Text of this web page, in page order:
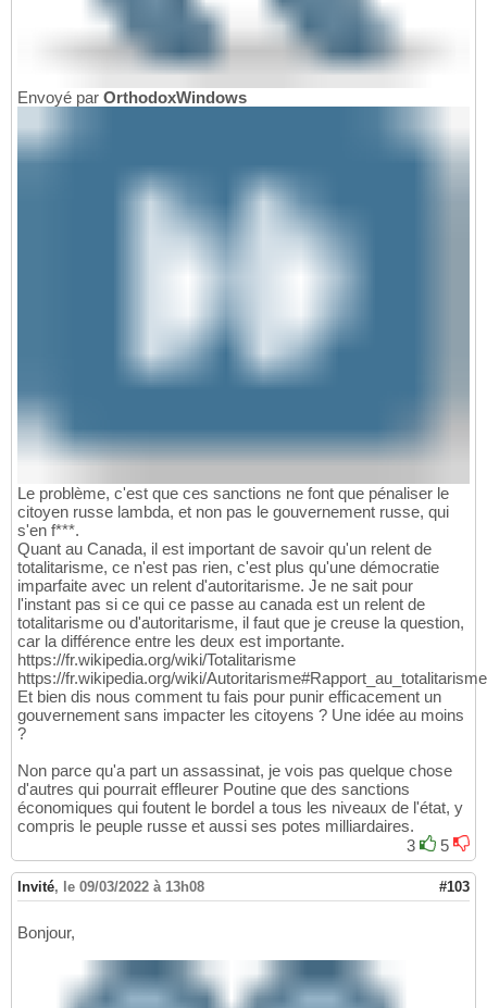
Envoyé par OrthodoxWindows
Le problème, c'est que ces sanctions ne font que pénaliser le
citoyen russe lambda, et non pas le gouvernement russe, qui
s'en f***.
Quant au Canada, il est important de savoir qu'un relent de
totalitarisme, ce n'est pas rien, c'est plus qu'une démocratie
imparfaite avec un relent d'autoritarisme. Je ne sait pour
l'instant pas si ce qui ce passe au canada est un relent de
totalitarisme ou d'autoritarisme, il faut que je creuse la question,
car la différence entre les deux est importante.
https://fr.wikipedia.org/wiki/Totalitarisme
https://fr.wikipedia.org/wiki/Autoritarisme#Rapport_au_totalitarisme
Et bien dis nous comment tu fais pour punir efficacement un
gouvernement sans impacter les citoyens ? Une idée au moins
?
Non parce qu'a part un assassinat, je vois pas quelque chose
d'autres qui pourrait effleurer Poutine que des sanctions
économiques qui foutent le bordel a tous les niveaux de l'état, y
compris le peuple russe et aussi ses potes milliardaires.
3
5
Invité, le 09/03/2022 à 13h08 #103
Bonjour,